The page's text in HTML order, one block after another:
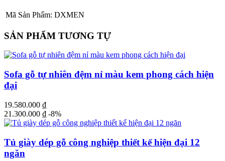
Mã Sản Phẩm: DXMEN
SẢN PHẨM TƯƠNG TỰ
Sofa gỗ tự nhiên đệm nỉ màu kem phong cách hiện
đại
19.580.000 ₫
21.300.000 ₫ -8%
Tủ giày dép gỗ công nghiệp thiết kế hiện đại 12
ngăn